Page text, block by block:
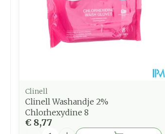
Clinell
Clinell Washandje 2%
Chlorhexydine 8
€ 8,77
Aantal